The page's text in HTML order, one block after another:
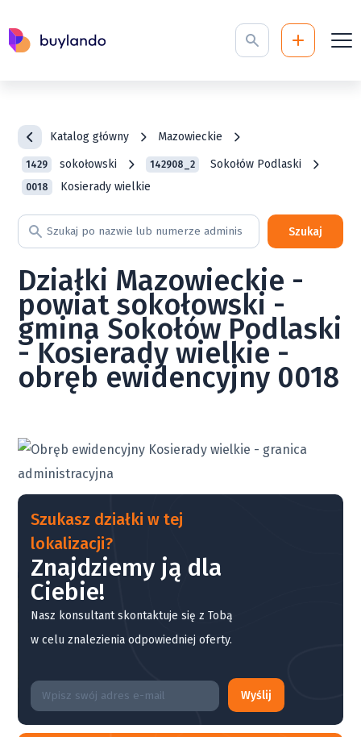
Katalog główny Mazowieckie
1429 sokołowski 142908_2 Sokołów Podlaski
0018 Kosierady wielkie
Szukaj
Działki Mazowieckie -
powiat sokołowski -
gmina Sokołów Podlaski
- Kosierady wielkie -
obręb ewidencyjny 0018
Szukasz działki w tej
lokalizacji?
Znajdziemy ją dla
Ciebie!
Nasz konsultant skontaktuje się z Tobą
w celu znalezienia odpowiedniej oferty.
Wyślij